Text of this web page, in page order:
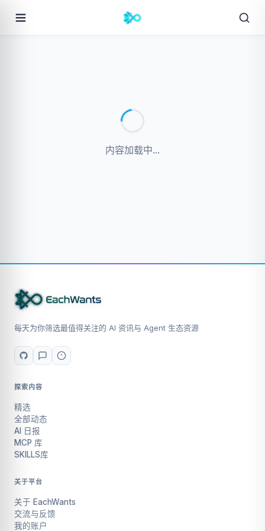
内容加载中...
每天为你筛选最值得关注的 AI 资讯与 Agent 生态资源
探索内容
精选
全部动态
AI 日报
MCP 库
SKILLS库
关于平台
关于 EachWants
交流与反馈
我的账户